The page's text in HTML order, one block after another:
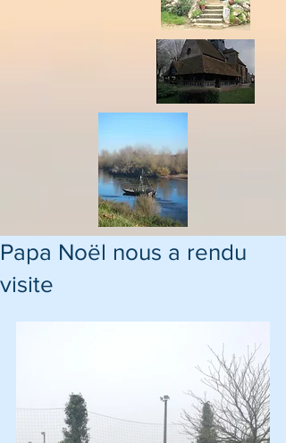
Papa Noël nous a rendu
visite